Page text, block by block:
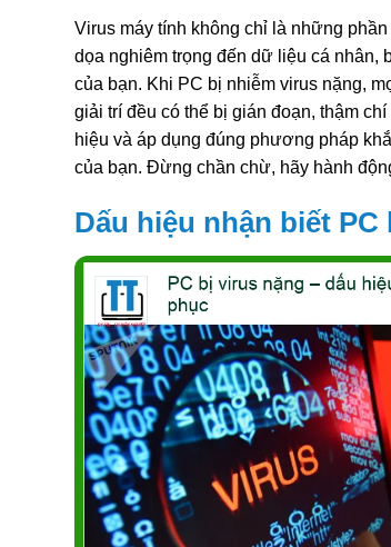
Virus máy tính không chỉ là những
dọa nghiêm trọng đến dữ liệu cá nhân,
của bạn. Khi PC bị nhiễm virus nặng,
giải trí đều có thể bị gián đoạn, thậm
hiệu và áp dụng đúng phương pháp
của bạn. Đừng chần chừ, hãy hành
Dấu hiệu nhận biết